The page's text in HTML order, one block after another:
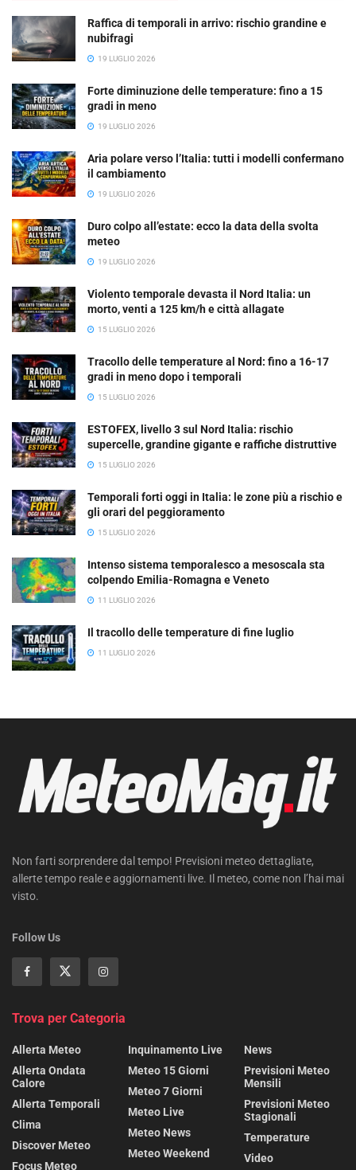
Raffica di temporali in arrivo: rischio grandine e
nubifragi
19 LUGLIO 2026
Forte diminuzione delle temperature: fino a 15
gradi in meno
19 LUGLIO 2026
Aria polare verso l’Italia: tutti i modelli confermano
il cambiamento
19 LUGLIO 2026
Duro colpo all’estate: ecco la data della svolta
meteo
19 LUGLIO 2026
Violento temporale devasta il Nord Italia: un
morto, venti a 125 km/h e città allagate
15 LUGLIO 2026
Tracollo delle temperature al Nord: fino a 16-17
gradi in meno dopo i temporali
15 LUGLIO 2026
ESTOFEX, livello 3 sul Nord Italia: rischio
supercelle, grandine gigante e raffiche distruttive
15 LUGLIO 2026
Temporali forti oggi in Italia: le zone più a rischio e
gli orari del peggioramento
15 LUGLIO 2026
Intenso sistema temporalesco a mesoscala sta
colpendo Emilia-Romagna e Veneto
11 LUGLIO 2026
Il tracollo delle temperature di fine luglio
11 LUGLIO 2026
Non farti sorprendere dal tempo! Previsioni meteo dettagliate,
allerte tempo reale e aggiornamenti live. Il meteo, come non l’hai mai
visto.
Follow Us
Trova per Categoria
Allerta Meteo
Allerta Ondata
Calore
Allerta Temporali
Clima
Discover Meteo
Focus Meteo
Inquinamento Live
Meteo 15 Giorni
Meteo 7 Giorni
Meteo Live
Meteo News
Meteo Weekend
News
Previsioni Meteo
Mensili
Previsioni Meteo
Stagionali
Temperature
Video